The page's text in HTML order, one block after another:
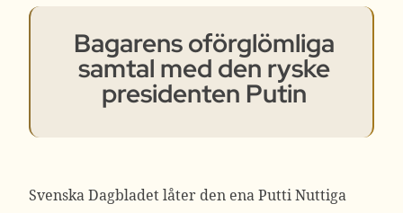
Bagarens oförglömliga
samtal med den ryske
presidenten Putin
Svenska Dagbladet låter den ena Putti Nuttiga